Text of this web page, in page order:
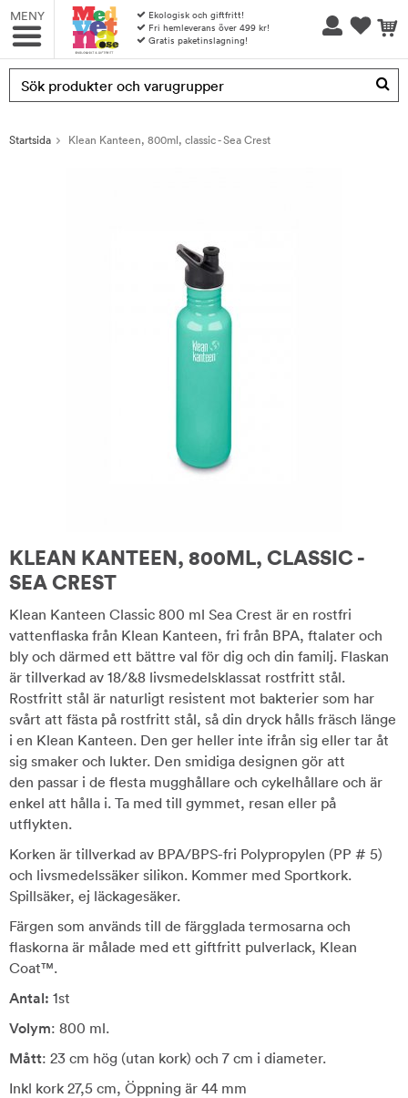
MENY
Ekologisk och giftfritt!
Fri hemleverans över 499 kr!
Gratis paketinslagning!
Produkten har blivit tillagd i varukorgen
Startsida Klean Kanteen, 800ml, classic - Sea Crest
KLEAN KANTEEN, 800ML, CLASSIC -
SEA CREST
Klean Kanteen Classic 800 ml Sea Crest är en rostfri
vattenflaska från Klean Kanteen, fri från BPA, ftalater och
bly och därmed ett bättre val för dig och din familj. Flaskan
är tillverkad av 18/&8 livsmedelsklassat rostfritt stål.
Rostfritt stål är naturligt resistent mot bakterier som har
svårt att fästa på rostfritt stål, så din dryck hålls fräsch länge
i en Klean Kanteen. Den ger heller inte ifrån sig eller tar åt
sig smaker och lukter. Den smidiga designen gör att
den passar i de flesta mugghållare och cykelhållare och är
enkel att hålla i. Ta med till gymmet, resan eller på
utflykten.
Korken är tillverkad av BPA/BPS-fri Polypropylen (PP # 5)
och livsmedelssäker silikon. Kommer med Sportkork.
Spillsäker, ej läckagesäker.
Färgen som används till de färgglada termosarna och
flaskorna är målade med ett giftfritt pulverlack, Klean
Coat™.
Antal: 1st
Volym: 800 ml.
Mått: 23 cm hög (utan kork) och 7 cm i diameter.
Inkl kork 27,5 cm, Öppning är 44 mm